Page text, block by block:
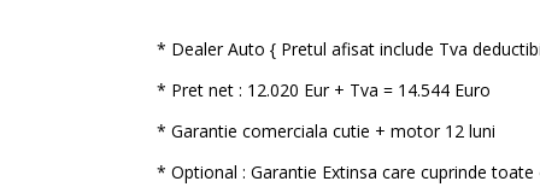
* Dealer Auto { Pretul afisat include Tva
* Pret net : 12.020 Eur + Tva = 14.544 Euro
* Garantie comerciala cutie + motor 12 luni
* Optional : Garantie Extinsa care cuprinde